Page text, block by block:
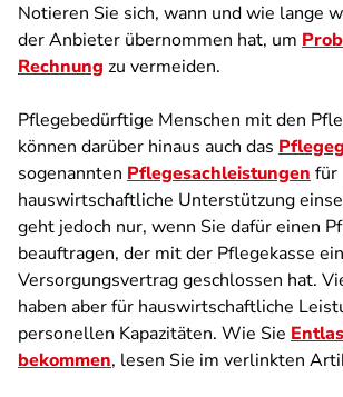
Notieren Sie sich, wann und wie lange
der Anbieter übernommen hat, um
Rechnung zu vermeiden.
Pflegebedürftige Menschen mit den
können darüber hinaus auch das
sogenannten Pflegesachleistungen für
hauswirtschaftliche Unterstützung
geht jedoch nur, wenn Sie dafür einen
beauftragen, der mit der Pflegekasse
Versorgungsvertrag geschlossen hat.
haben aber für hauswirtschaftliche
personellen Kapazitäten. Wie Sie
bekommen, lesen Sie im verlinkten